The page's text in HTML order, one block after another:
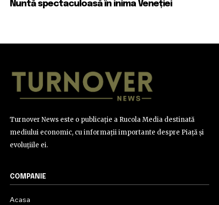
Nuntă spectaculoasă în inima Veneției
Turnover News este o publicație a Rucola Media destinată
mediului economic, cu informații importante despre Piață și
evoluțiile ei.
COMPANIE
Acasa